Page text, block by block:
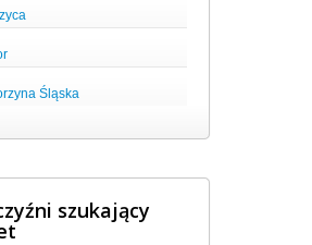
Śląska
szukający